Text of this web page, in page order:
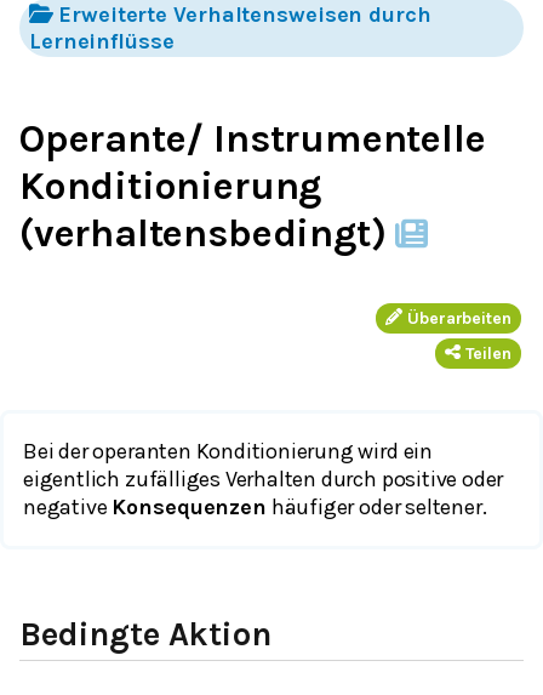
Erweiterte Verhaltensweisen durch
Lerneinflüsse
Operante/ Instrumentelle
Konditionierung
(verhaltensbedingt)
Überarbeiten
Teilen
Bei der operanten Konditionierung wird ein
eigentlich zufälliges Verhalten durch positive oder
negative Konsequenzen häufiger oder seltener.
Bedingte Aktion